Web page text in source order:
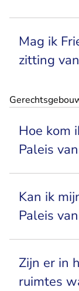
Mag ik
zitting
Hoe kom
Paleis
Kan ik
Paleis
Zijn er in
ruimtes